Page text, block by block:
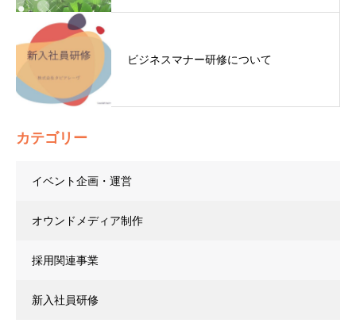
ビジネスマナー研修について
カテゴリー
イベント企画・運営
オウンドメディア制作
採用関連事業
新入社員研修